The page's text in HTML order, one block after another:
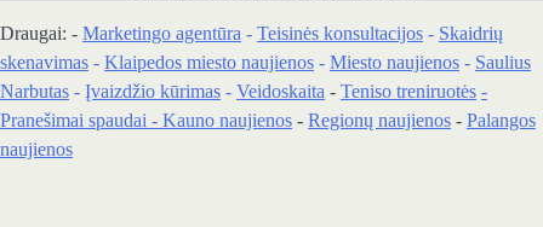
Draugai: - Marketingo agentūra - Teisinės konsultacijos - Skaidrių
skenavimas - Klaipedos miesto naujienos - Miesto naujienos - Saulius
Narbutas - Įvaizdžio kūrimas - Veidoskaita - Teniso treniruotės -
Pranešimai spaudai - Kauno naujienos - Regionų naujienos - Palangos
naujienos